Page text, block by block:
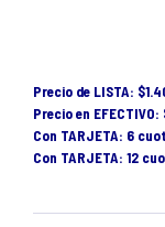
Precio de LISTA:
Precio en
Con TARJETA: 6
Con TARJETA: 12